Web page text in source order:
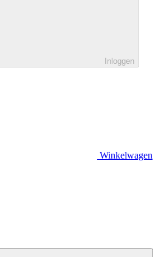
Inloggen
Winkelwagen